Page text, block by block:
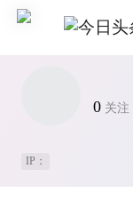
0 关注
IP：